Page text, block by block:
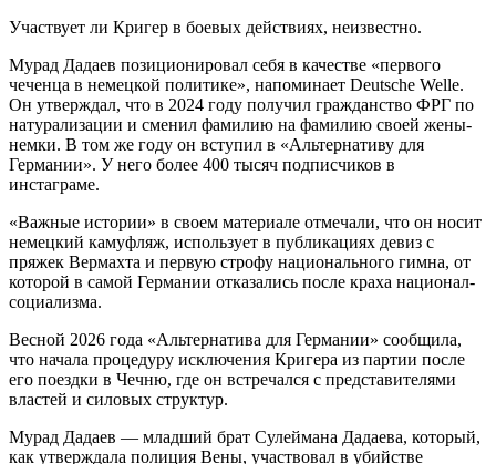
Участвует ли Кригер в боевых действиях, неизвестно.
Мурад Дадаев позиционировал себя в качестве «первого
чеченца в немецкой политике», напоминает Deutsche Welle.
Он утверждал, что в 2024 году получил гражданство ФРГ по
натурализации и сменил фамилию на фамилию своей жены-
немки. В том же году он вступил в «Альтернативу для
Германии». У него более 400 тысяч подписчиков в
инстаграме.
«Важные истории» в своем материале отмечали, что он носит
немецкий камуфляж, использует в публикациях девиз с
пряжек Вермахта и первую строфу национального гимна, от
которой в самой Германии отказались после краха национал-
социализма.
Весной 2026 года «Альтернатива для Германии» сообщила,
что начала процедуру исключения Кригера из партии после
его поездки в Чечню, где он встречался с представителями
властей и силовых структур.
Мурад Дадаев — младший брат Сулеймана Дадаева, который,
как утверждала полиция Вены, участвовал в убийстве